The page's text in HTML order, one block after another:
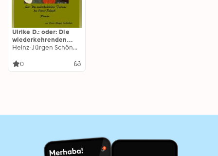
Ulrike D.: oder: Die
wiederkehrenden
Träume des Elmar
Heinz-Jürgen Schönhals
0